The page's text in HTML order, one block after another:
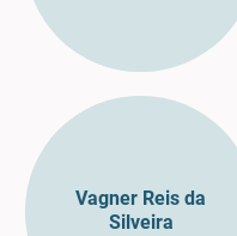
Vagner Reis da
Silveira